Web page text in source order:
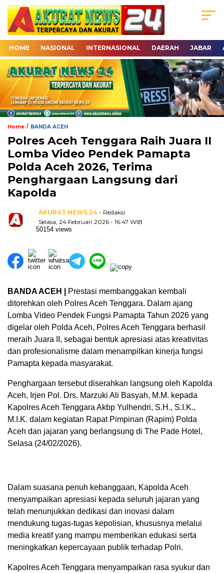
HOME NASIONAL INTERNASIONAL DAERAH JABAR
Home / BANDA ACEH
Polres Aceh Tenggara Raih Juara II
Lomba Video Pendek Pamapta
Polda Aceh 2026, Terima
Penghargaan Langsung dari
Kapolda
AKURAT NEWS 24 - Redaksi
Selasa, 24 Februari 2026 - 16:47 WIB
50154 views
BANDA ACEH |
Prestasi membanggakan kembali
ditorehkan oleh Polres Aceh Tenggara. Dalam ajang
Lomba Video Pendek Fungsi Pamapta Tahun 2026 yang
digelar oleh Polda Aceh, Polres Aceh Tenggara berhasil
meraih Juara II, sebagai bentuk apresiasi atas kreativitas
dan profesionalisme dalam menampilkan kinerja fungsi
Pamapta kepada masyarakat.
Penghargaan tersebut diserahkan langsung oleh Kapolda
Aceh, Irjen Pol. Drs. Marzuki Ali Basyah, M.M. kepada
Kapolres Aceh Tenggara Akbp Yulhendri, S.H., S.I.K.,
M.I.K. dalam kegiatan Rapat Pimpinan (Rapim) Polda
Aceh dan jajaran yang berlangsung di The Pade Hotel,
Selasa (24/02/2026).
Dalam suasana penuh kebanggaan, Kapolda Aceh
menyampaikan apresiasi kepada seluruh jajaran yang
telah menunjukkan dedikasi dan inovasi dalam
mendukung tugas-tugas kepolisian, khususnya melalui
media kreatif yang mampu memberikan edukasi serta
meningkatkan kepercayaan publik terhadap Polri.
Kapolres Aceh Tenggara menyampaikan rasa syukur dan